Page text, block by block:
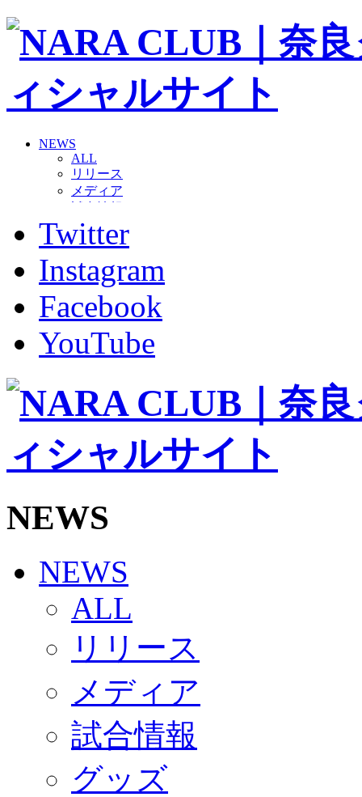
NEWS
ALL
リリース
メディア
グッズ
ファンコミュニティ
ホームタウン
コラム
その他
TEAM
2026/27トップチーム
2026/27トップチームスタッフ
バモス
チアダンススクール
ボランティアチーム「volundeer」
ビクトリーロード
HOMEGAME
観戦ルール＆マナー
Jリーグ運営管理規定
写真・動画使用ガイドライン
SCHEDULE
2026/27
練習見学時のファンサービスについて
TICKET
奈良クラブ明治安田J3リーグ2026/27シーズン試
奈良クラブ明治安田Ｊ3リーグ 2026/27シーズン「
観戦ルール＆マナー
2026/27ファンコミュニティ
サポートショップ
GOODS
オフィシャルストア（実店舗）
オンラインストア
ACADEMY
アカデミーについて
Twitter
Instagram
Facebook
YouTube
NEWS
NEWS
ALL
リリース
メディア
試合情報
グッズ